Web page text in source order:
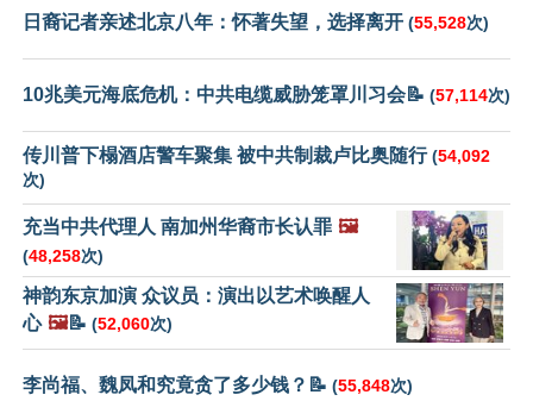
日裔记者亲述北京八年：怀著失望，选择离开 (55,528次)
10兆美元海底危机：中共电缆威胁笼罩川习会📝 (57,114次)
传川普下榻酒店警车聚集 被中共制裁卢比奥随行(54,092
次)
充当中共代理人 南加州华裔市长认罪 🖼️
(48,258次)
神韵东京加演 众议员：演出以艺术唤醒人
心 🖼️📝 (52,060次)
李尚福、魏凤和究竟贪了多少钱？📝 (55,848次)